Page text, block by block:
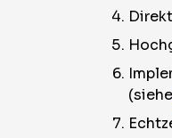
(siehe